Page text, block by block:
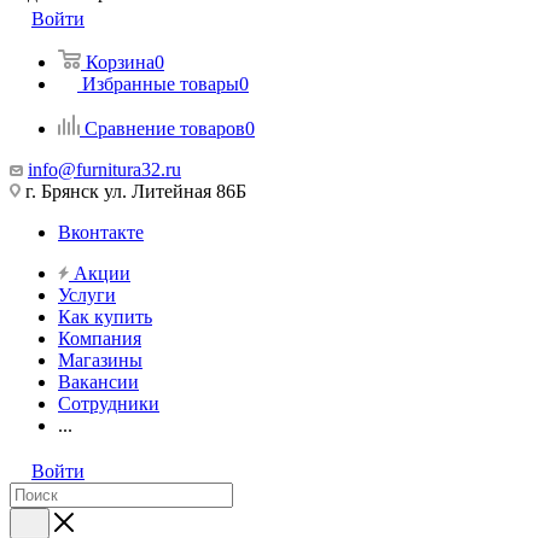
Войти
Корзина0
Избранные товары0
Сравнение товаров0
info@furnitura32.ru
г. Брянск ул. Литейная 86Б
Вконтакте
Акции
Услуги
Как купить
Компания
Магазины
Вакансии
Сотрудники
...
Войти